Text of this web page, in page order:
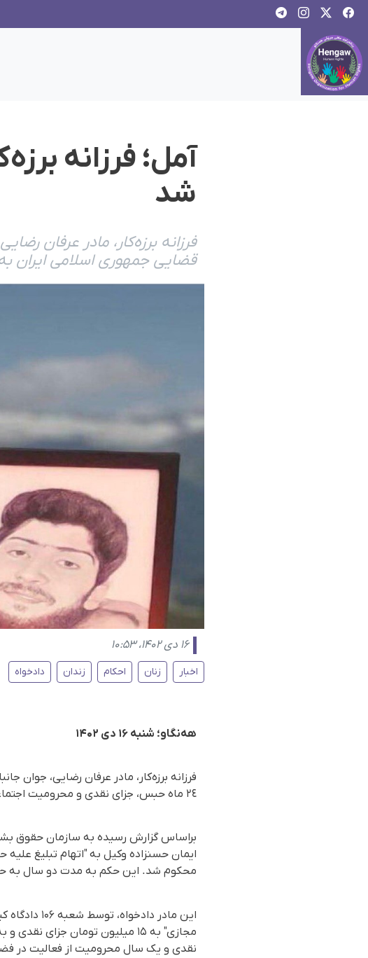
آمل؛ فرزانه
شد
فرزانه برزه‌کار، مادر عرفان
قضایی جمهوری اسلامی ایران به ٢٤ ماه حبس، جزای
۱۶ دی ۱۴۰۲، ۱۰:۵۳
اخبار زنان احکام زندان دادخواه
هه‌نگاو؛ شنبه ۱۶ دی ۱۴۰۲
فرزانه برزه‌کار، مادر عرفان رضایی،
٢٤ ماه حبس، جزای نقدی و محرومیت اجتماعی محکوم شد.
براساس گزارش رسیده به سازمان حقوق
محکوم شد. این حکم به مدت دو سال به
این مادر
نقدی و یک سال محرومیت از فعالیت در